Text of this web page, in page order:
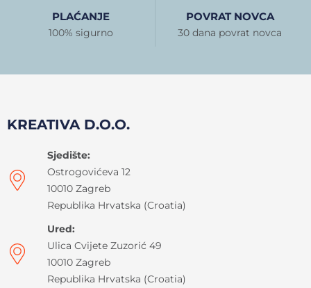
PLAĆANJE
100% sigurno
POVRAT NOVCA
30 dana povrat novca
KREATIVA D.O.O.
Sjedište:
Ostrogovićeva 12
10010 Zagreb
Republika Hrvatska (Croatia)
Ured:
Ulica Cvijete Zuzorić 49
10010 Zagreb
Republika Hrvatska (Croatia)